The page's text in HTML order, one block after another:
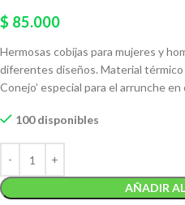
$ 85.000
Hermosas cobijas para mujeres y
diferentes diseños. Material térmico
Conejo’ especial para el arrunche
100 disponibles
AÑADIR